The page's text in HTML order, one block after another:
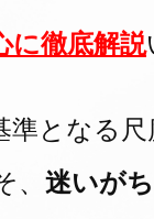
に徹底解説
準となる
迷いが